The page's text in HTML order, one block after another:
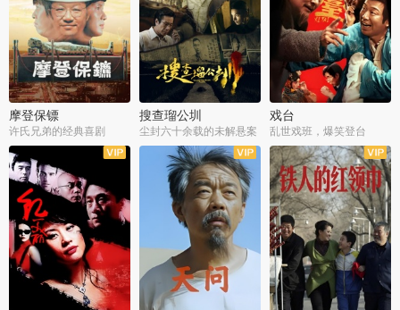
摩登保镖
许氏兄弟的经典喜剧
搜查瑠公圳
尘封六十余载的未解悬案
戏台
乱世戏班，爆笑登台